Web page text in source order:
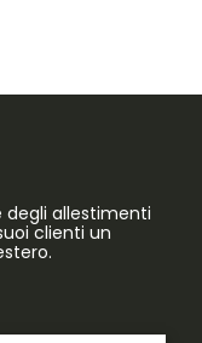
allestimenti
clienti un